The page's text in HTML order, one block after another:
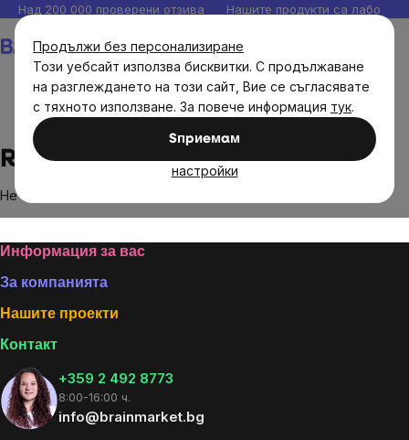
Продължи без персонализиране
Този уебсайт използва бисквитки. С продължаване
на разглеждането на този сайт, Вие се съгласявате
с тяхното използване. За повече информация тук.
Sпpиeмaм
настройки
Прескочи
към
съдържанието
Над 200 000 проверени отзива Нашите продукти са
Royal Green
Royal Green
Не са намерени стоки на марката
Footer
Информация за вас
За компанията
Нашите проекти
Контакт
+359 2 492 8773
8:00-16:00 ч.
info@brainmarket.bg